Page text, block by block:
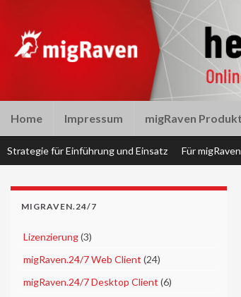
Home Impressum migRaven
Strategie für Einführung und Einsatz Für
MIGRAVEN.24/7
Lizenzierung(3)
migRaven.24/7 Web Client (24)
migRaven.24/7 Desktop Client (6)